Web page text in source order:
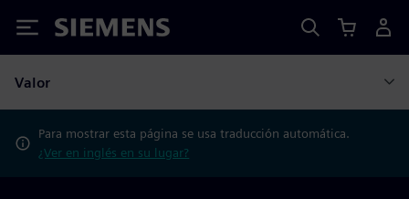
Siemens
Valor
Para mostrar esta página se usa traducción automática.
¿Ver en inglés en su lugar?